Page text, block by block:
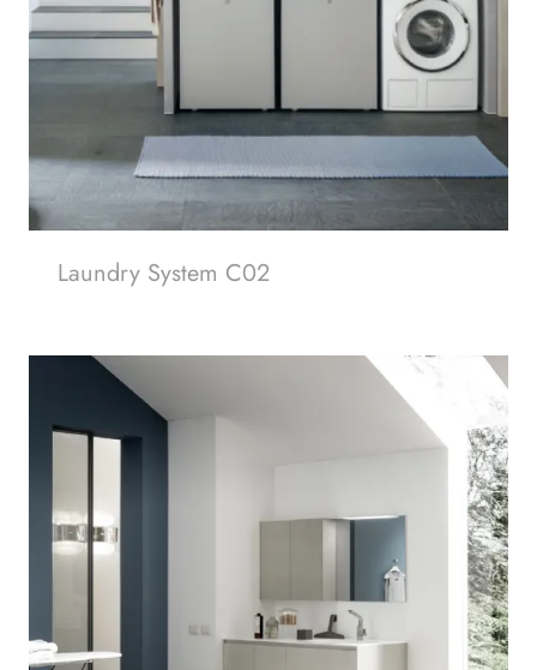
Laundry System C02